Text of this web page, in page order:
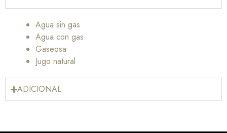
Agua sin gas
Agua con gas
Gaseosa
Jugo natural
ADICIONAL